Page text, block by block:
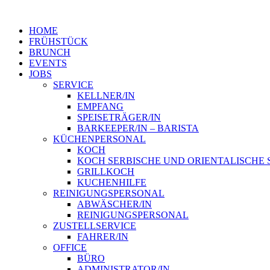
HOME
FRÜHSTÜCK
BRUNCH
EVENTS
JOBS
SERVICE
KELLNER/IN
EMPFANG
SPEISETRÄGER/IN
BARKEEPER/IN – BARISTA
KÜCHENPERSONAL
KOCH
KOCH SERBISCHE UND ORIENTALISCHE
GRILLKOCH
KUCHENHILFE
REINIGUNGSPERSONAL
ABWÄSCHER/IN
REINIGUNGSPERSONAL
ZUSTELLSERVICE
FAHRER/IN
OFFICE
BÜRO